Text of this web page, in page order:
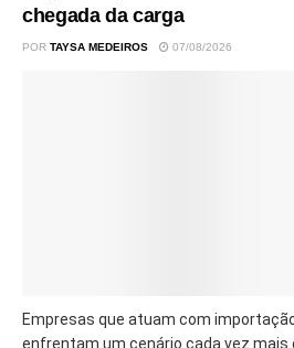
chegada da carga
POR TAYSA MEDEIROS 07/08/2026
Empresas que atuam com
enfrentam um cenário cada vez mais